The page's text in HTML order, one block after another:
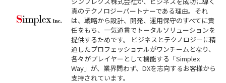
真のテクノロジーパートナーである理由。それ
は、戦略から設計、開発、運用保守のすべてに責
任をもち、一気通貫でトータルソリューションを
提供するためです。 ビジネスとテクノロジーに精
通したプロフェッショナルがワンチームとなり、
各々がプレイヤーとして機能する「Simplex
Way」が、業界問わず、DXを志向するお客様から
支持されています。